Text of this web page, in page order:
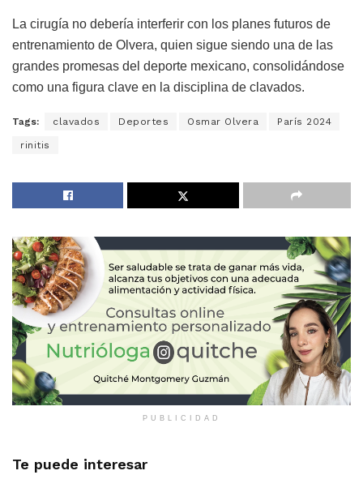
La cirugía no debería interferir con los planes futuros de
entrenamiento de Olvera, quien sigue siendo una de las
grandes promesas del deporte mexicano, consolidándose
como una figura clave en la disciplina de clavados.
Tags: clavados Deportes Osmar Olvera París 2024
rinitis
PUBLICIDAD
Te puede interesar